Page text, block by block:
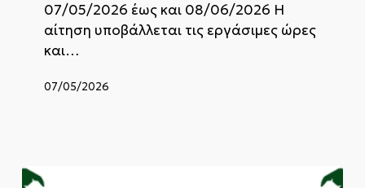
07/05/2026 έως και 08/06/2026 Η
αίτηση υποβάλλεται τις εργάσιμες ώρες
και…
07/05/2026